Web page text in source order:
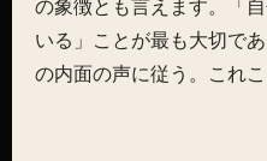
の象徴とも言えます。「
いる」ことが最も大切で
の内面の声に従う。これ